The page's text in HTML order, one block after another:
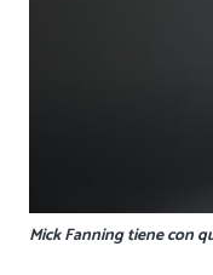
Mick Fanning tiene con